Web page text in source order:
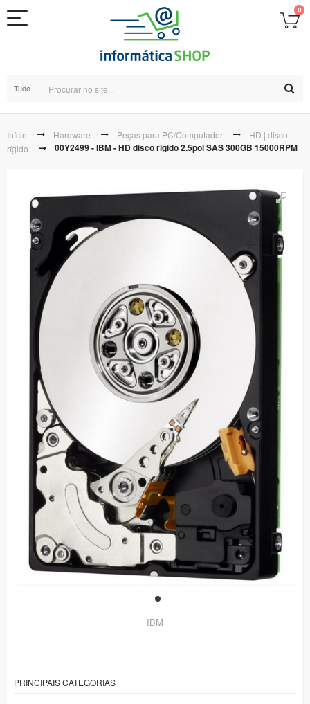
0
Tudo
Início Hardware Peças para PC/Computador
HD | disco
rígido
00Y2499 - IBM - HD disco rigido 2.5pol SAS 300GB 15000RPM
IBM
PRINCIPAIS CATEGORIAS